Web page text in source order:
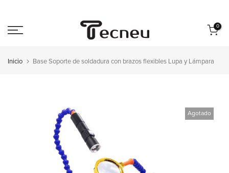
al
0
Inicio Base Soporte de soldadura con brazos flexibles Lupa y Lámpara
Agotado